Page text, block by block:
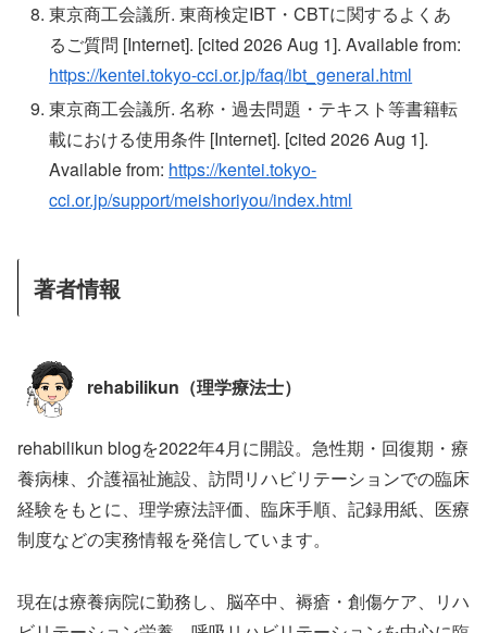
東京商工会議所. 東商検定IBT・CBTに関するよくあ
るご質問 [Internet]. [cited 2026 Aug 1]. Available from:
https://kentei.tokyo-cci.or.jp/faq/ibt_general.html
東京商工会議所. 名称・過去問題・テキスト等書籍転
載における使用条件 [Internet]. [cited 2026 Aug 1].
Available from: https://kentei.tokyo-
cci.or.jp/support/meishoriyou/index.html
著者情報
rehabilikun（理学療法士）
rehabilikun blogを2022年4月に開設。急性期・回復期・療
養病棟、介護福祉施設、訪問リハビリテーションでの臨床
経験をもとに、理学療法評価、臨床手順、記録用紙、医療
制度などの実務情報を発信しています。
現在は療養病院に勤務し、脳卒中、褥瘡・創傷ケア、リハ